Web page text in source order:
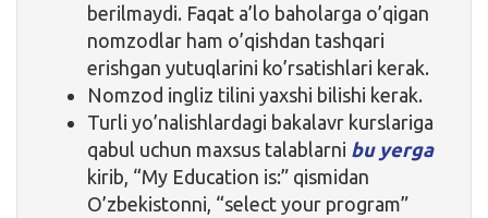
berilmaydi. Faqat a’lo baholarga o’qigan
nomzodlar ham o’qishdan tashqari
erishgan yutuqlarini ko’rsatishlari kerak.
Nomzod ingliz tilini yaxshi bilishi kerak.
Turli yo’nalishlardagi bakalavr kurslariga
qabul uchun maxsus talablarni bu yerga
kirib, “My Education is:” qismidan
O’zbekistonni, “select your program”